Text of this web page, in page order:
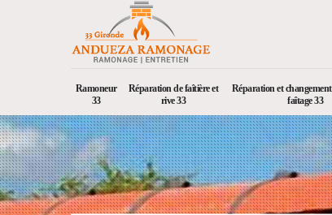
Ramoneur
33
Réparation de faîtière et
rive 33
Réparation et
faîtage 33